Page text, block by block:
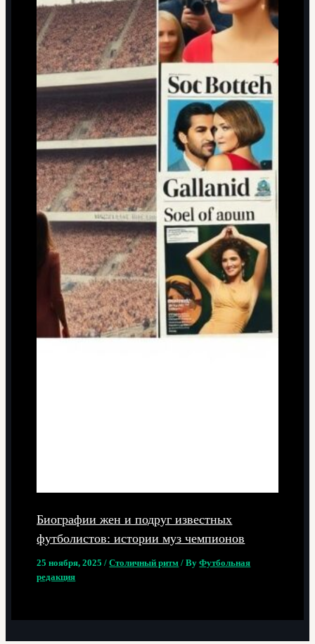
Биографии жен и подруг известных
футболистов: истории муз чемпионов
25 ноября, 2025/Столичный ритм / ByФутбольная
редакция